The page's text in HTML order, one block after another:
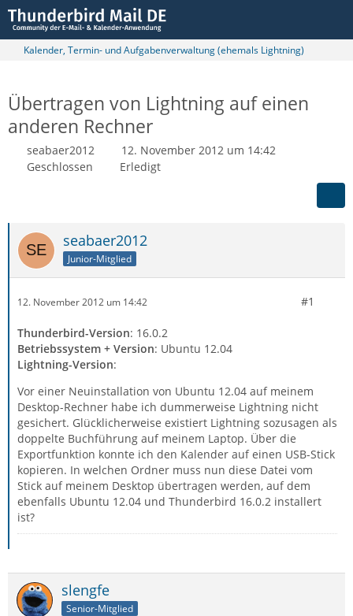
Kalender, Termin- und Aufgabenverwaltung (ehemals Lightning)
Übertragen von Lightning auf einen
anderen Rechner
seabaer2012
12. November 2012 um 14:42
Geschlossen
Erledigt
seabaer2012
Junior-Mitglied
12. November 2012 um 14:42 #1
Thunderbird-Version: 16.0.2
Betriebssystem + Version: Ubuntu 12.04
Lightning-Version:
Vor einer Neuinstallation von Ubuntu 12.04 auf meinem
Desktop-Rechner habe ich dummerweise Lightning nicht
gesichert. Glücklicherweise existiert Lightning sozusagen als
doppelte Buchführung auf meinem Laptop. Über die
Exportfunktion konnte ich den Kalender auf einen USB-Stick
kopieren. In welchen Ordner muss nun diese Datei vom
Stick auf meinem Desktop übertragen werden, auf dem
ebenfalls Ubuntu 12.04 und Thunderbird 16.0.2 installert
ist?
slengfe
Senior-Mitglied